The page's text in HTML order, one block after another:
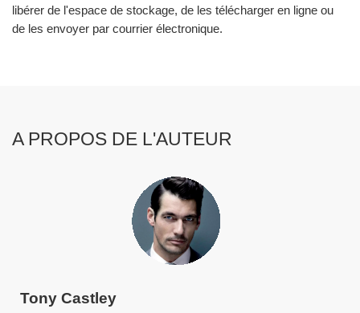
libérer de l'espace de stockage, de les télécharger en ligne ou
de les envoyer par courrier électronique.
A PROPOS DE L'AUTEUR
Tony Castley